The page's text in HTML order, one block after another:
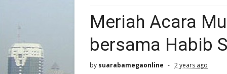
Meriah Acara
bersama Habib
by suarabamegaonline 2 years ago